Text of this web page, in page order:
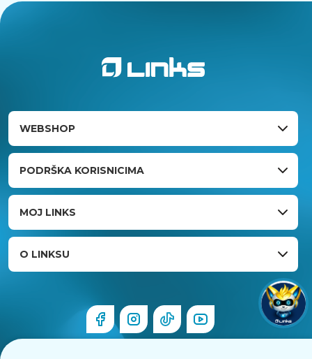
WEBSHOP
PODRŠKA KORISNICIMA
MOJ LINKS
O LINKSU